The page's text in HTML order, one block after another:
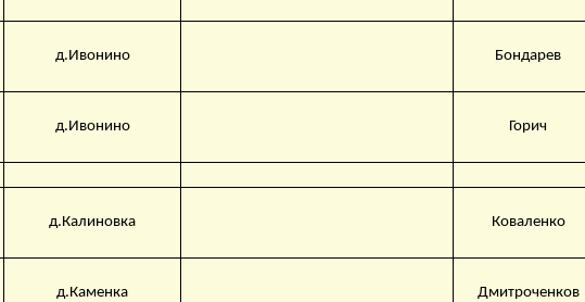
д.Ивонино Бондарев
д.Ивонино Горич
д.Калиновка Коваленко
д.Каменка Дмитроченков